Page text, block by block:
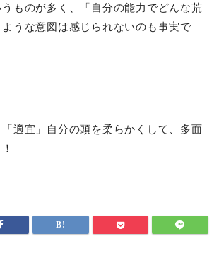
ものが多く、「自分の能力でどんな荒
うな意図は感じられないのも事実で
適宜」自分の頭を柔らかくして、多面